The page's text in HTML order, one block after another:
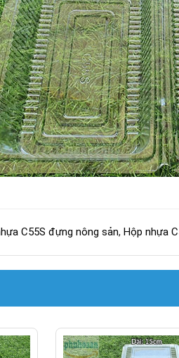
C55S đựng nông sản, Hộp nhựa